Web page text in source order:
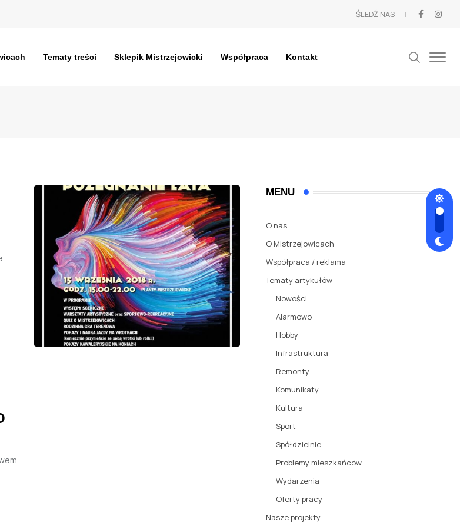
ŚLEDŹ NAS :
Tematy treści Sklepik Mistrzejowicki Współpraca Kontakt
MENU
O nas
O Mistrzejowicach
Współpraca / reklama
Tematy artykułów
Nowości
Alarmowo
Hobby
Infrastruktura
Remonty
Komunikaty
Kultura
Sport
Spółdzielnie
Problemy mieszkańców
Wydarzenia
Oferty pracy
Nasze projekty